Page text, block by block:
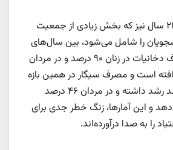
در گروه سنی ۱۸ تا ۲۴ سال نیز که بخش زیادی از جمعیت
را شامل می‌شود، بین سال‌های
۱۳۹۵ تا ۱۴۰۰، مصرف دخانیات در زنان ۹۰ درصد و در مردان
یافته است و مصرف سیگار در همین بازه
برای زنان تا ۱۹۰ درصد رشد داشته و در مردان ۴۶ درصد
و این آمارها، زنگ خطر جدی برای
را به صدا درآورده‌اند.